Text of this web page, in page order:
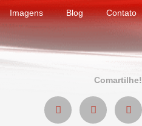
Imagens Blog Contato
Comartilhe!